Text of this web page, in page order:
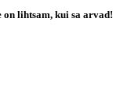
on lihtsam, kui sa arvad!